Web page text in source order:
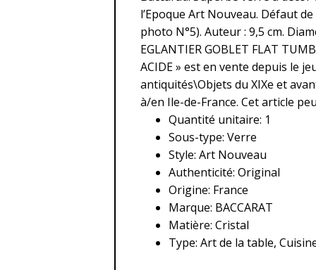
l’Epoque Art Nouveau. Défaut
photo N°5). Auteur : 9,5 cm.
EGLANTIER GOBLET FLAT
ACIDE » est en vente depuis le
antiquités\Objets du XIXe et
à/en Ile-de-France. Cet article
Quantité unitaire: 1
Sous-type: Verre
Style: Art Nouveau
Authenticité: Original
Origine: France
Marque: BACCARAT
Matière: Cristal
Type: Art de la table,